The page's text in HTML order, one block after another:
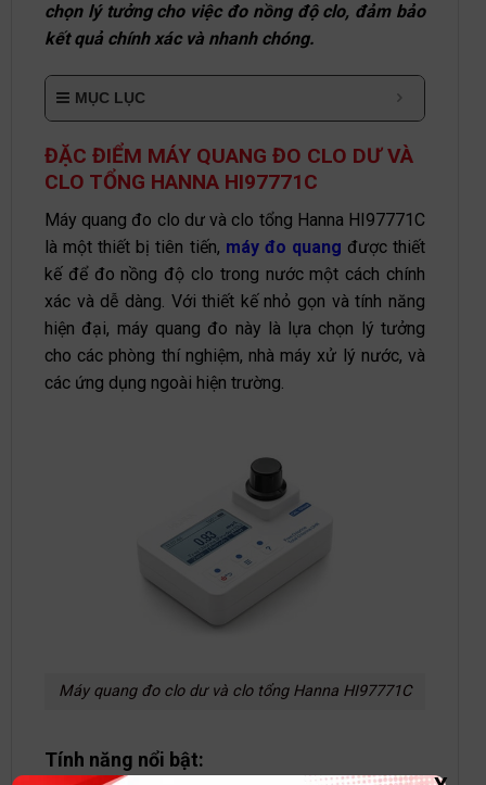
chọn lý tưởng cho việc đo nồng độ clo, đảm bảo
kết quả chính xác và nhanh chóng.
MỤC LỤC
ĐẶC ĐIỂM MÁY QUANG ĐO CLO DƯ VÀ
CLO TỔNG HANNA HI97771C
Máy quang đo clo dư và clo tổng Hanna HI97771C
là một thiết bị tiên tiến, máy đo quang được thiết
kế để đo nồng độ clo trong nước một cách chính
xác và dễ dàng. Với thiết kế nhỏ gọn và tính năng
hiện đại, máy quang đo này là lựa chọn lý tưởng
cho các phòng thí nghiệm, nhà máy xử lý nước, và
các ứng dụng ngoài hiện trường.
Máy quang đo clo dư và clo tổng Hanna HI97771C
Tính năng nổi bật: